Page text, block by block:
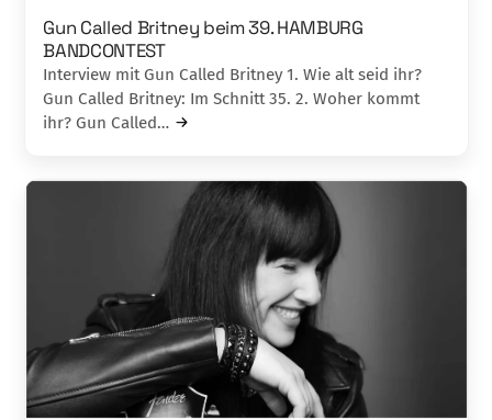
Gun Called Britney beim 39. HAMBURG
BANDCONTEST
Interview mit Gun Called Britney 1. Wie alt seid ihr?
Gun Called Britney: Im Schnitt 35. 2. Woher kommt
ihr? Gun Called…